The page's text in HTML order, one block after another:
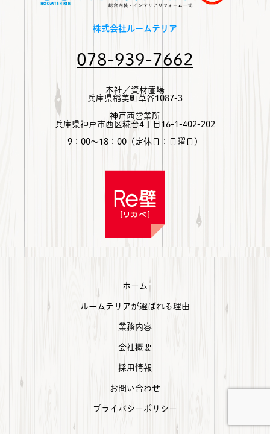
株式会社ルームテリア
078-939-7662
本社／資材置場
兵庫県稲美町草谷1087-3
神戸西営業所
兵庫県神戸市西区糀台4丁目16-1-402-202
9：00～18：00（定休日：日曜日）
ホーム
ルームテリアが選ばれる理由
業務内容
会社概要
採用情報
お問い合わせ
プライバシーポリシー